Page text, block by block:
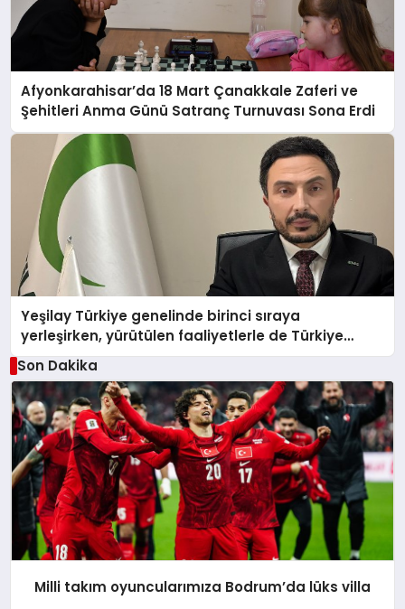
Afyonkarahisar’da 18 Mart Çanakkale Zaferi ve
Şehitleri Anma Günü Satranç Turnuvası Sona Erdi
Yeşilay Türkiye genelinde birinci sıraya
yerleşirken, yürütülen faaliyetlerle de Türkiye
üçüncüsü oldu.
Son Dakika
Milli takım oyuncularımıza Bodrum’da lüks villa